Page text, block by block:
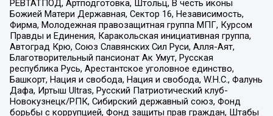
РЕВТАТПОД, Артподготовка, Штольц, В честь иконы
Божией Матери Державная, Сектор 16, Независимость,
Фирма, Молодежная правозащитная группа МПГ, Курсом
Правды и Единения, Каракольская инициативная группа,
Автоград Крю, Союз Славянских Сил Руси, Алля-Аят,
Благотворительный пансионат Ак Умут, Русская
республика Русь, Арестантское уголовное единство,
Башкорт, Нация и свобода, Нация и свобода, W.H.С., Фалунь
Дафа, Иртыш Ultras, Русский Патриотический клуб-
Новокузнецк/РПК, Сибирский державный союз, Фонд
борьбы с коррупцией, Фонд защиты прав граждан, Штабы